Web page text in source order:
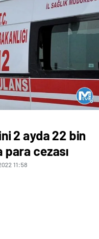
2 ayda 22 bin
para cezası
11:58